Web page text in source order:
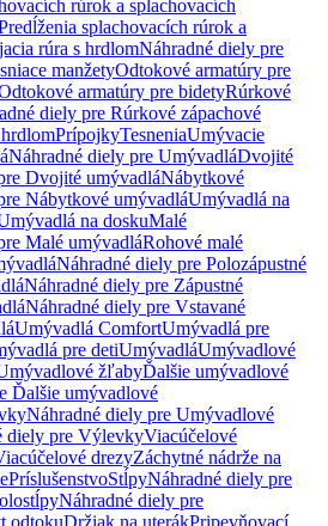
rúrok a splachovacích
splachovacích rúrok a
rúra s hrdlomNáhradné diely pre
manžetyOdtokové armatúry pre
armatúry pre bidetyRúrkové
diely pre Rúrkové zápachové
PrípojkyTesneniaUmývacie
Náhradné diely pre UmývadláDvojité
Dvojité umývadláNábytkové
Nábytkové umývadláUmývadlá na
na doskuMalé
Malé umývadláRohové malé
Náhradné diely pre Polozápustné
Náhradné diely pre Zápustné
Náhradné diely pre Vstavané
Umývadlá ComfortUmývadlá pre
pre detiUmývadláUmývadlové
žľabyĎalšie umývadlové
Ďalšie umývadlové
Náhradné diely pre Umývadlové
diely pre VýlevkyViacúčelové
drezyZáchytné nádrže na
PríslušenstvoStĺpyNáhradné diely pre
Náhradné diely pre
odtokuDržiak na uterákPripevňovací